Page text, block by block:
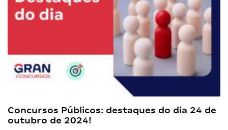
Concursos Públicos: destaques do dia 24 de
outubro de 2024!